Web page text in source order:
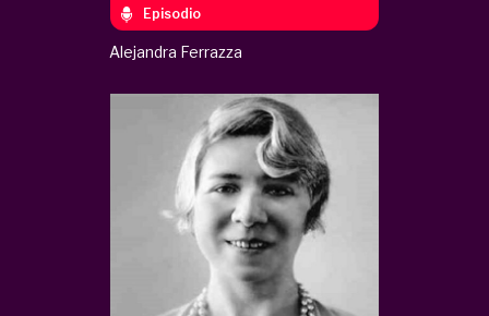
Episodio
Alejandra Ferrazza